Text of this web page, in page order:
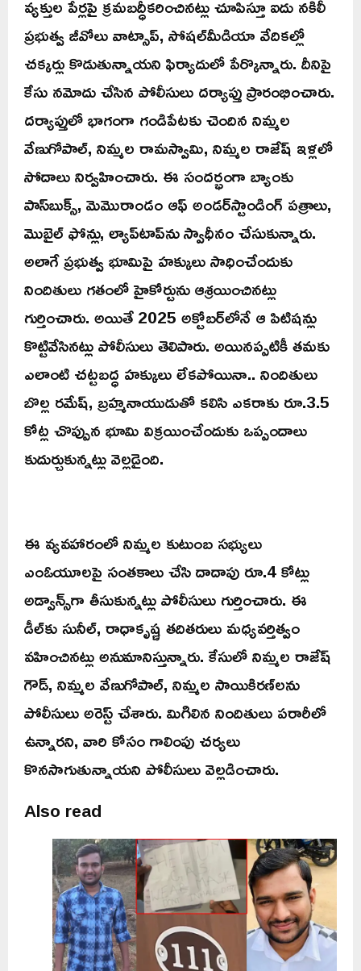
వ్యక్తుల పేర్లపై క్రమబద్ధీకరించినట్లు చూపిస్తూ ఐదు నకిలీ
ప్రభుత్వ జీవోలు వాట్సాప్‌, సోషల్‌మీడియా వేదికల్లో
చక్కర్లు కొడుతున్నాయని ఫిర్యాదులో పేర్కొన్నారు. దీనిపై
కేసు నమోదు చేసిన పోలీసులు దర్యాప్తు ప్రారంభించారు.
దర్యాప్తులో భాగంగా గండిపేటకు చెందిన నిమ్మల
వేణుగోపాల్‌, నిమ్మల రామస్వామి, నిమ్మల రాజేష్‌ ఇళ్లలో
సోదాలు నిర్వహించారు. ఈ సందర్భంగా బ్యాంకు
పాస్‌బుక్స్‌, మెమొరాండం ఆఫ్‌ అండర్‌స్టాండింగ్‌ పత్రాలు,
మొబైల్‌ ఫోన్లు, ల్యాప్‌టాప్‌ను స్వాధీనం చేసుకున్నారు.
అలాగే ప్రభుత్వ భూమిపై హక్కులు సాధించేందుకు
నిందితులు గతంలో హైకోర్టును ఆశ్రయించినట్లు
గుర్తించారు. అయితే 2025 అక్టోబర్‌లోనే ఆ పిటిషన్లు
కొట్టివేసినట్లు పోలీసులు తెలిపారు. అయినప్పటికీ తమకు
ఎలాంటి చట్టబద్ధ హక్కులు లేకపోయినా.. నిందితులు
బొల్ల రమేష్‌, బ్రహ్మనాయుడుతో కలిసి ఎకరాకు రూ.3.5
కోట్ల చొప్పున భూమి విక్రయించేందుకు ఒప్పందాలు
కుదుర్చుకున్నట్లు వెల్లడైంది.
ఈ వ్యవహారంలో నిమ్మల కుటుంబ సభ్యులు
ఎంఓయూలపై సంతకాలు చేసి దాదాపు రూ.4 కోట్లు
అడ్వాన్స్‌గా తీసుకున్నట్లు పోలీసులు గుర్తించారు. ఈ
డీల్‌కు సునీల్‌, రాధాకృష్ణ తదితరులు మధ్యవర్తిత్వం
వహించినట్లు అనుమానిస్తున్నారు. కేసులో నిమ్మల రాజేష్‌
గౌడ్‌, నిమ్మల వేణుగోపాల్‌, నిమ్మల సాయికిరణ్‌లను
పోలీసులు అరెస్ట్‌ చేశారు. మిగిలిన నిందితులు పరారీలో
ఉన్నారని, వారి కోసం గాలింపు చర్యలు
కొనసాగుతున్నాయని పోలీసులు వెల్లడించారు.
Also read